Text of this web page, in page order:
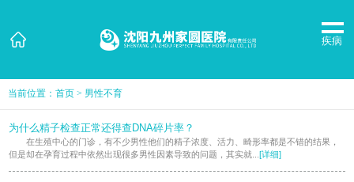
疾病
当前位置： 首页> 男性不育
为什么精子检查正常还得查DNA碎片率？
在生殖中心的门诊，有不少男性他们的精子浓度、活力、畸形率都是不错的结果，
但是却在孕育过程中依然出现很多男性因素导致的问题，其实就... [详细]